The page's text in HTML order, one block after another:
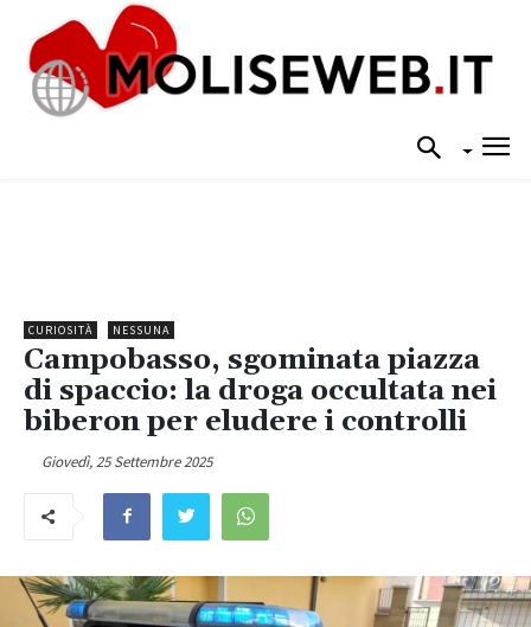
CURIOSITÀ NESSUNA
Campobasso, sgominata piazza
di spaccio: la droga occultata nei
biberon per eludere i controlli
Giovedì, 25 Settembre 2025